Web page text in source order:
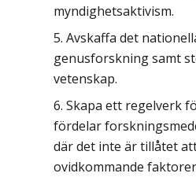
myndighetsaktivism.
Avskaffa det
genusforskning samt
vetenskap.
Skapa ett regelverk
fördelar
där det inte är tillåtet
ovidkommande